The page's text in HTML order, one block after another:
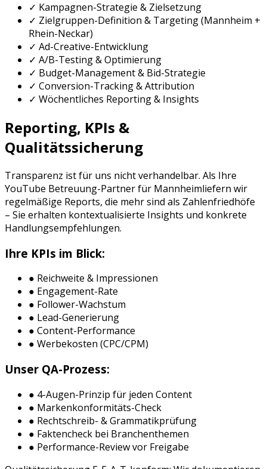
✓ Kampagnen-Strategie & Zielsetzung
✓ Zielgruppen-Definition & Targeting (Mannheim +
Rhein-Neckar)
✓ Ad-Creative-Entwicklung
✓ A/B-Testing & Optimierung
✓ Budget-Management & Bid-Strategie
✓ Conversion-Tracking & Attribution
✓ Wöchentliches Reporting & Insights
Reporting, KPIs &
Qualitätssicherung
Transparenz ist für uns nicht verhandelbar. Als Ihre
YouTube Betreuung-Partner für Mannheimliefern wir
regelmäßige Reports, die mehr sind als Zahlenfriedhöfe
– Sie erhalten kontextualisierte Insights und konkrete
Handlungsempfehlungen.
Ihre KPIs im Blick:
● Reichweite & Impressionen
● Engagement-Rate
● Follower-Wachstum
● Lead-Generierung
● Content-Performance
● Werbekosten (CPC/CPM)
Unser QA-Prozess:
● 4-Augen-Prinzip für jeden Content
● Markenkonformitäts-Check
● Rechtschreib- & Grammatikprüfung
● Faktencheck bei Branchenthemen
● Performance-Review vor Freigabe